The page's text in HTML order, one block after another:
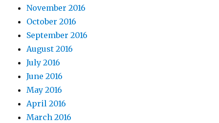
November 2016
October 2016
September 2016
August 2016
July 2016
June 2016
May 2016
April 2016
March 2016